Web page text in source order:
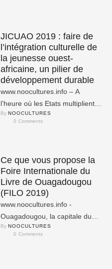
JICUAO 2019 : faire de
l’intégration culturelle de
la jeunesse ouest-
africaine, un pilier de
développement durable
www.noocultures.info – A
l’heure où les Etats multiplient
les rencontres et les
By NOOCULTURES
0 Comments
Ce que vous propose la
Foire Internationale du
Livre de Ouagadougou
(FILO 2019)
www.noocultures.info -
Ouagadougou, la capitale du
Burkina Faso, accueille du 21
By NOOCULTURES
0 Comments